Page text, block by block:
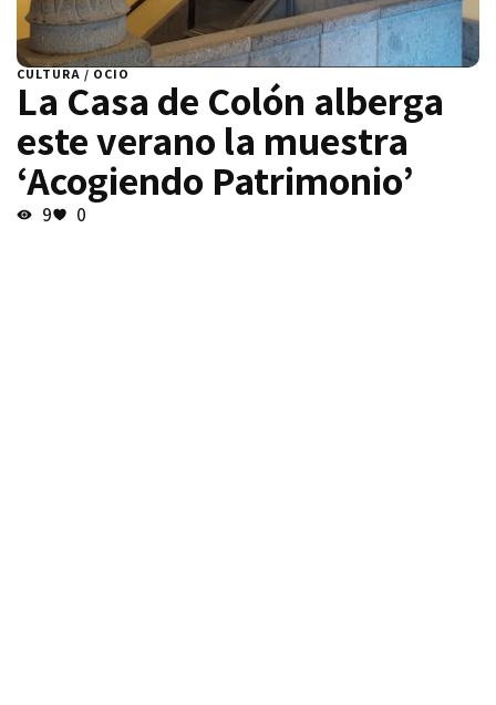
CULTURA / OCIO
La Casa de Colón alberga
este verano la muestra
‘Acogiendo Patrimonio’
9 0